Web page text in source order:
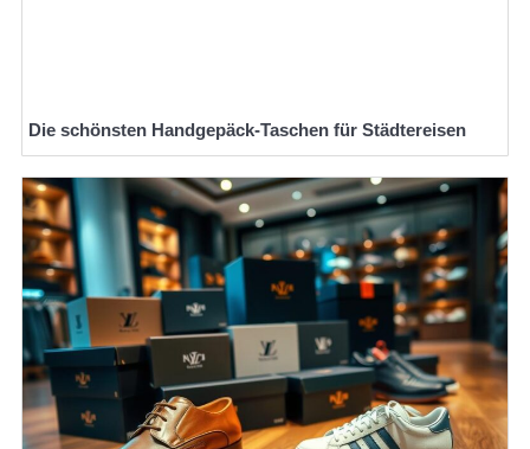
Die schönsten Handgepäck-Taschen für Städtereisen